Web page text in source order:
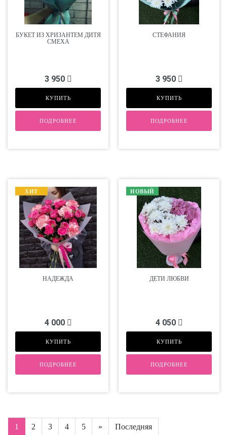
БУКЕТ ИЗ ХРИЗАНТЕМ ДИТЯ
СМЕХА
3 950
КУПИТЬ
ПОДРОБНЕЕ
СТЕФАНИЯ
3 950
КУПИТЬ
ПОДРОБНЕЕ
ХИТ
НАДЕЖДА
4 000
КУПИТЬ
ПОДРОБНЕЕ
НОВЫЙ
ДЕТИ ЛЮБВИ
4 050
КУПИТЬ
ПОДРОБНЕЕ
1 2 3 4 5 » Последняя